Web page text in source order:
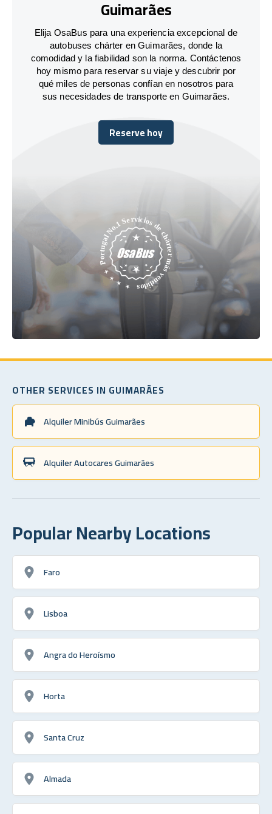
Guimarães
Elija OsaBus para una experiencia excepcional de
autobuses chárter en Guimarães, donde la
comodidad y la fiabilidad son la norma. Contáctenos
hoy mismo para reservar su viaje y descubrir por
qué miles de personas confían en nosotros para
sus necesidades de transporte en Guimarães.
Reserve hoy
Reserve hoy
OTHER SERVICES IN GUIMARÃES
Alquiler Minibús Guimarães
Alquiler Autocares Guimarães
Popular Nearby Locations
Faro
Lisboa
Angra do Heroísmo
Horta
Santa Cruz
Almada